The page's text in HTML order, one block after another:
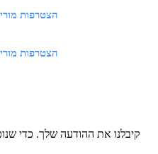
הצטרפות
הצטרפות
קיבלנו את ההודעה שלך. כדי